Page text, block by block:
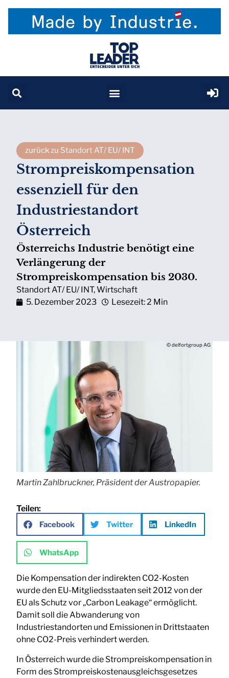
zurück zu Standort AT/ EU/ INT
Strompreiskompensation
essenziell für den
Industriestandort
Österreich
Österreichs Industrie benötigt eine
Verlängerung der
Strompreiskompensation bis 2030.
Standort AT/ EU/ INT,Wirtschaft
5. Dezember 2023
Lesezeit: 2 Min
© delfortgroup AG
Martin Zahlbruckner, Präsident der Austropapier.
Teilen:
Facebook Twitter LinkedIn
WhatsApp
Die Kompensation der indirekten CO2-Kosten
wurde den EU-Mitgliedsstaaten seit 2012 von der
EU als Schutz vor „Carbon Leakage“ ermöglicht.
Damit soll die Abwanderung von
Industriestandorten und Emissionen in Drittstaaten
ohne CO2-Preis verhindert werden.
In Österreich wurde die Strompreiskompensation in
Form des Strompreiskostenausgleichsgesetzes